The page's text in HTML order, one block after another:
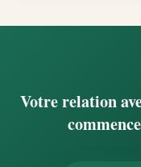
Votre relation